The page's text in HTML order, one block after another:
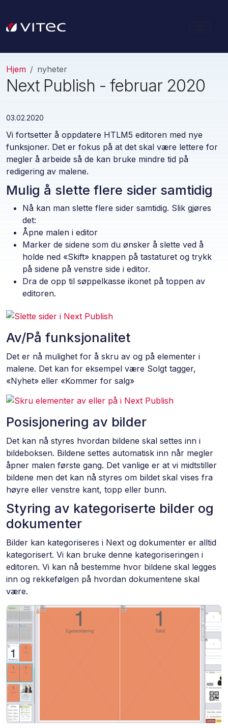
Hjem nyheter
Next Publish - februar 2020
03.02.2020
Vi fortsetter å oppdatere HTLM5 editoren med nye
funksjoner. Det er fokus på at det skal være lettere for
megler å arbeide så de kan bruke mindre tid på
redigering av malene.
Mulig å slette flere sider samtidig
Nå kan man slette flere sider samtidig. Slik gjøres
det:
Åpne malen i editor
Marker de sidene som du ønsker å slette ved å
holde ned «Skift» knappen på tastaturet og trykk
på sidene på venstre side i editor.
Dra de opp til søppelkasse ikonet på toppen av
editoren.
Av/På funksjonalitet
Det er nå mulighet for å skru av og på elementer i
malene. Det kan for eksempel være Solgt tagger,
«Nyhet» eller «Kommer for salg»
Posisjonering av bilder
Det kan nå styres hvordan bildene skal settes inn i
bildeboksen. Bildene settes automatisk inn når megler
åpner malen første gang. Det vanlige er at vi midtstiller
bildene men det kan nå styres om bildet skal vises fra
høyre eller venstre kant, topp eller bunn.
Styring av kategoriserte bilder og
dokumenter
Bilder kan kategoriseres i Next og dokumenter er alltid
kategorisert. Vi kan bruke denne kategoriseringen i
editoren. Vi kan nå bestemme hvor bildene skal legges
inn og rekkefølgen på hvordan dokumentene skal
være.